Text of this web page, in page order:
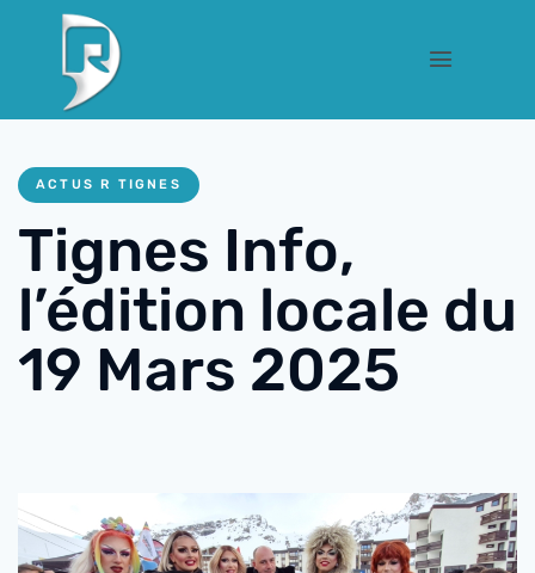
ACTUS R TIGNES
Tignes Info,
l’édition locale du
19 Mars 2025